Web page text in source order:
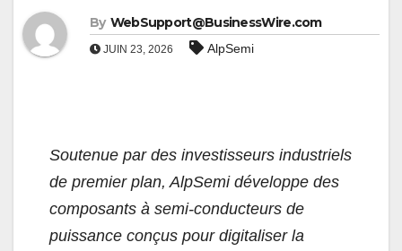
By WebSupport@BusinessWire.com
JUIN 23, 2026 AlpSemi
Soutenue par des investisseurs industriels
de premier plan, AlpSemi développe des
composants à semi-conducteurs de
puissance conçus pour digitaliser la